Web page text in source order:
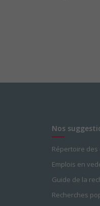
Nos
Répertoire
Emplois en
Guide de la
Recherches